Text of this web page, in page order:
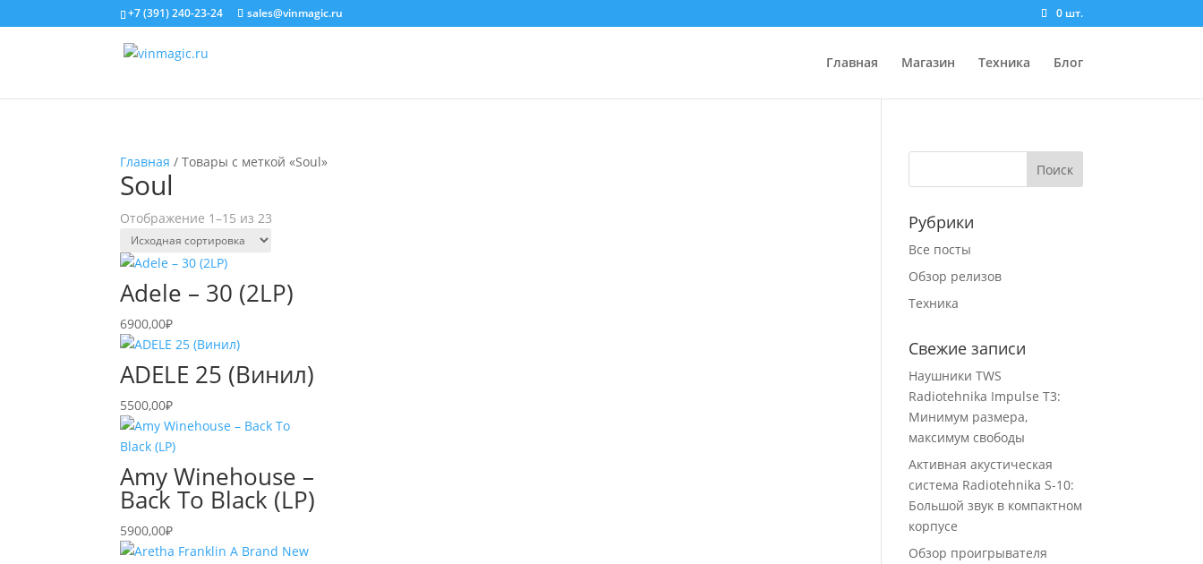
+7 (391) 240-23-24 sales@vinmagic.ru 0 шт.
Главная Магазин Техника Блог
Главная / Товары с меткой «Soul»
Soul
Отображение 1–15 из 23
Adele – 30 (2LP)
6900,00₽
ADELE 25 (Винил)
5500,00₽
Amy Winehouse –
Back To Black (LP)
5900,00₽
Рубрики
Все посты
Обзор релизов
Техника
Свежие записи
Наушники TWS
Radiotehnika Impulse T3:
Минимум размера,
максимум свободы
Активная акустическая
система Radiotehnika S-10:
Большой звук в компактном
корпусе
Обзор проигрывателя